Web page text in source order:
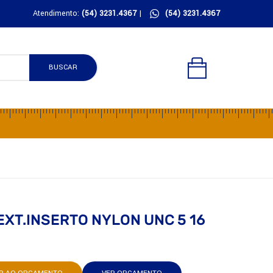
Atendimento: (54) 3231.4367| (54) 3231.4367
BUSCAR
NYLON UNC 5 16